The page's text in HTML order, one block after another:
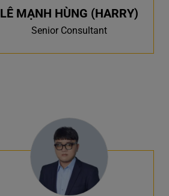
LÊ MẠNH HÙNG (HARRY)
Senior Consultant